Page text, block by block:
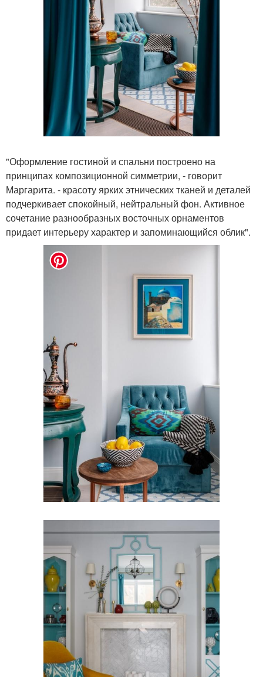
"Оформление гостиной и спальни построено на
принципах композиционной симметрии, - говорит
Маргарита. - красоту ярких этнических тканей и деталей
подчеркивает спокойный, нейтральный фон. Активное
сочетание разнообразных восточных орнаментов
придает интерьеру характер и запоминающийся облик".